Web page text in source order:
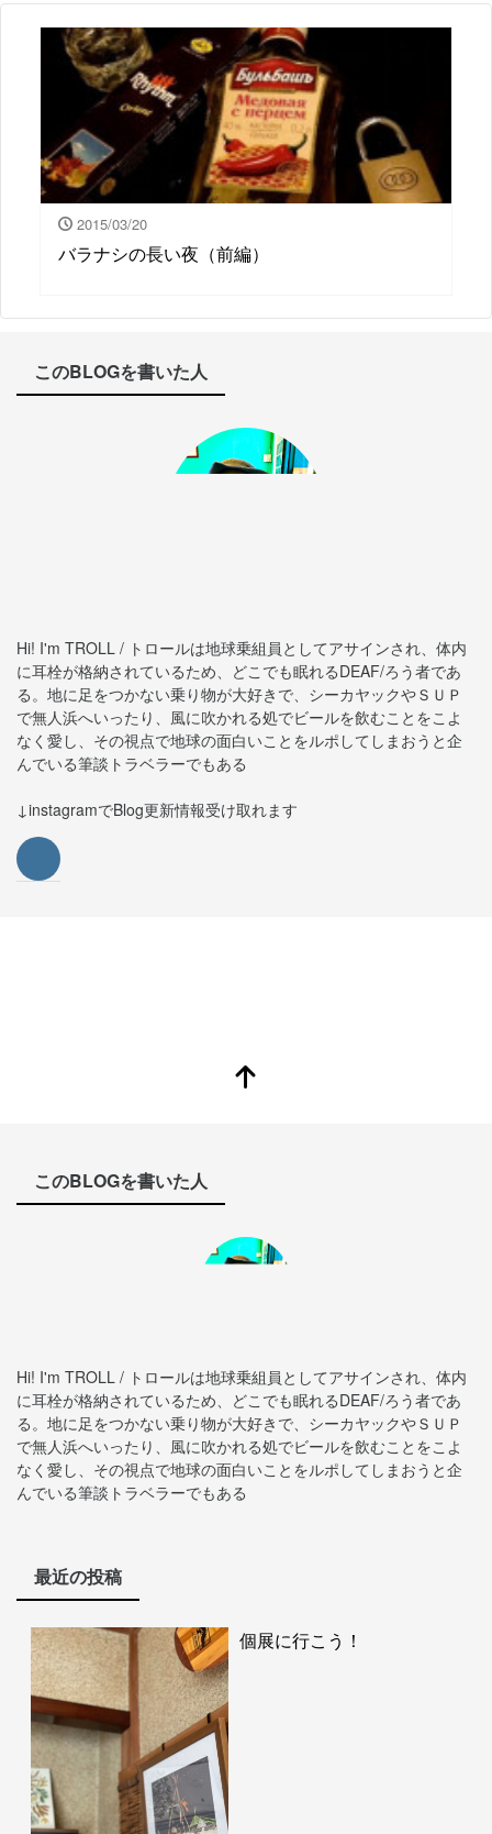
2015/03/20
バラナシの長い夜（前編）
このBLOGを書いた人
Hi! I'm TROLL / トロールは地球乗組員としてアサインされ、体内
に耳栓が格納されているため、どこでも眠れるDEAF/ろう者であ
る。地に足をつかない乗り物が大好きで、シーカヤックやＳＵＰ
で無人浜へいったり、風に吹かれる処でビールを飲むことをこよ
なく愛し、その視点で地球の面白いことをルポしてしまおうと企
んでいる筆談トラベラーでもある
↓instagramでBlog更新情報受け取れます
このBLOGを書いた人
Hi! I'm TROLL / トロールは地球乗組員としてアサインされ、体内
に耳栓が格納されているため、どこでも眠れるDEAF/ろう者であ
る。地に足をつかない乗り物が大好きで、シーカヤックやＳＵＰ
で無人浜へいったり、風に吹かれる処でビールを飲むことをこよ
なく愛し、その視点で地球の面白いことをルポしてしまおうと企
んでいる筆談トラベラーでもある
最近の投稿
個展に行こう！